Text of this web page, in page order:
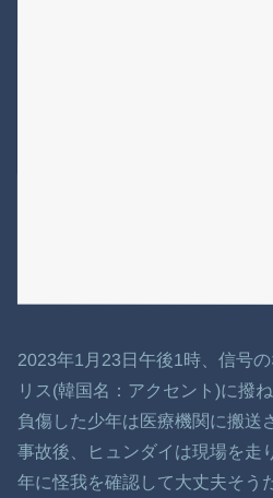
2023年1月23日午後1時、信号
リス(韓国名：アクセント)に撥
負傷した少年は医療機関に搬送
事故後、ヒュンダイは現場を走
年に怪我を確認して大丈夫そう